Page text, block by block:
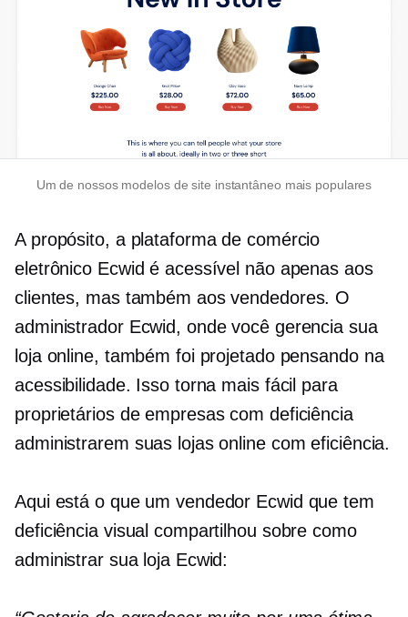
Um de nossos modelos de site instantâneo mais populares
A propósito, a plataforma de comércio
eletrônico Ecwid é acessível não apenas aos
clientes, mas também aos vendedores. O
administrador Ecwid, onde você gerencia sua
loja online, também foi projetado pensando na
acessibilidade. Isso torna mais fácil para
proprietários de empresas com deficiência
administrarem suas lojas online com eficiência.
Aqui está o que um vendedor Ecwid que tem
deficiência visual compartilhou sobre como
administrar sua loja Ecwid: